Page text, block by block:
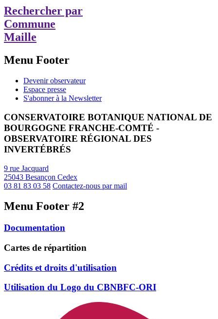
Rechercher par
Commune
Maille
Menu Footer
Devenir observateur
Espace presse
S'abonner à la Newsletter
CONSERVATOIRE BOTANIQUE NATIONAL DE
BOURGOGNE FRANCHE-COMTÉ -
OBSERVATOIRE RÉGIONAL DES
INVERTÉBRÉS
9 rue Jacquard
25043 Besançon Cedex
03 81 83 03 58 Contactez-nous par mail
Menu Footer #2
Documentation
Cartes de répartition
Crédits et droits d'utilisation
Utilisation du Logo du CBNBFC-ORI